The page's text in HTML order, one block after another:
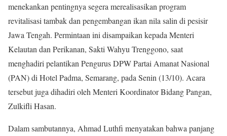
menekankan pentingnya segera merealisasikan program
revitalisasi tambak dan pengembangan ikan nila salin di pesisir
Jawa Tengah. Permintaan ini disampaikan kepada Menteri
Kelautan dan Perikanan, Sakti Wahyu Trenggono, saat
menghadiri pelantikan Pengurus DPW Partai Amanat Nasional
(PAN) di Hotel Padma, Semarang, pada Senin (13/10). Acara
tersebut juga dihadiri oleh Menteri Koordinator Bidang Pangan,
Zulkifli Hasan.
Dalam sambutannya, Ahmad Luthfi menyatakan bahwa panjang